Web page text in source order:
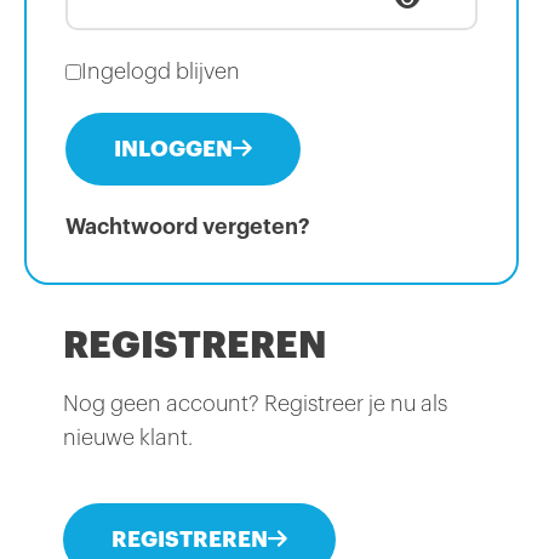
Ingelogd blijven
INLOGGEN
Wachtwoord vergeten?
REGISTREREN
Nog geen account? Registreer je nu als
nieuwe klant.
REGISTREREN